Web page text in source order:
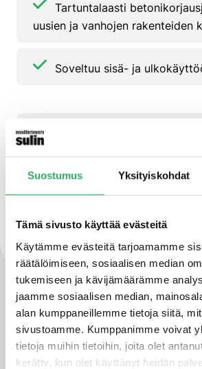
Suostumus Yksityiskohdat
Tämä sivusto käyttää evästeitä
Käytämme evästeitä tarjoamamme
räätälöimiseen, sosiaalisen median
tukemiseen ja kävijämäärämme
jaamme sosiaalisen median,
alan kumppaneillemme tietoja siitä,
sivustoamme. Kumppanimme voivat
tietoja muihin tietoihin, joita olet
kerätty, kun olet käyttänyt heidän
Tartuntalaasti
uusien ja vanhojen rakenteiden
Soveltuu sisä- ja
Sertifioitu standardin EN
Koroosiosuojalaasti
pohjavesialueille.
Tekniset tiedot ja
Ominaisuudet